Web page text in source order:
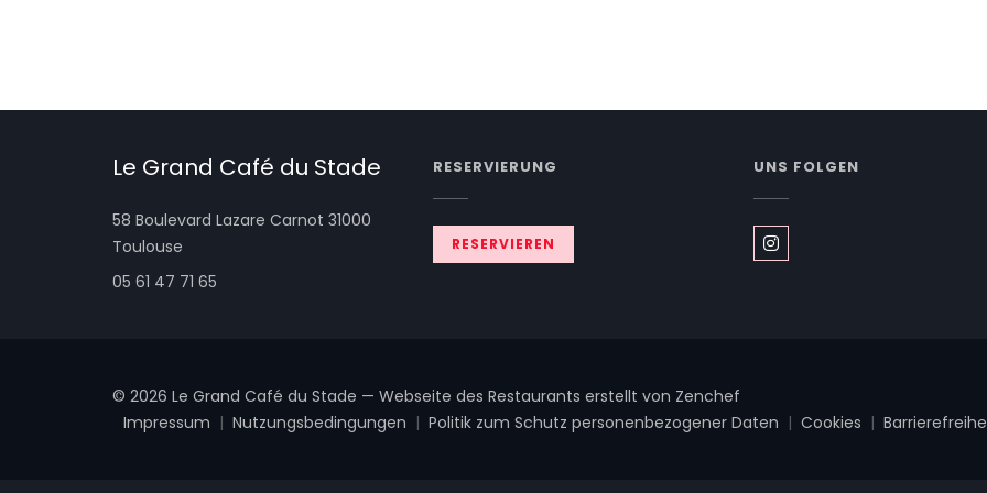
Le Grand Café du Stade
58 Boulevard Lazare Carnot 31000
Toulouse
05 61 47 71 65
RESERVIERUNG
RESERVIEREN
UNS FOLGEN
Instagram ((öffnet ein
© 2026 Le Grand Café du Stade — Webseite des Restaurants erstellt von Zenchef
Impressum
((öffnet ein neues Fenster))
Nutzungsbedingungen
((öffnet ein neues Fenster))
Politik zum Schutz personenbezogener Daten
((öffnet ein neues Fenster))
Cookies
((öffnet ein neues